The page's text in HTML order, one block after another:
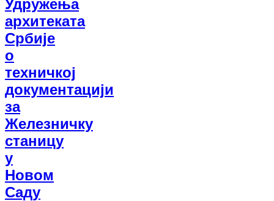
Удружења
архитеката
Србије
о
техничкој
документацији
за
Железничку
станицу
у
Новом
Саду